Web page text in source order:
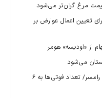
مرغ گران‌تر می‌شود
تعیین اعمال عوارض بر
می‌شود
حادثه غرق‌شدگی در ساحل توسکاسرا رامسر/ تعداد فوتی‌ها به ۶